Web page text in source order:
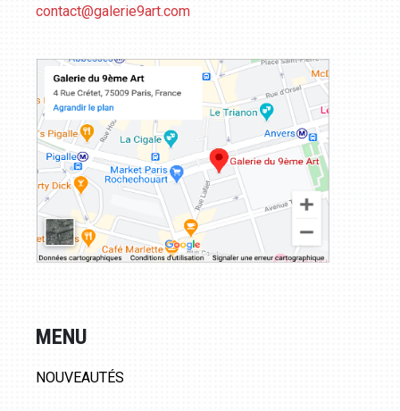
contact@galerie9art.com
MENU
NOUVEAUTÉS